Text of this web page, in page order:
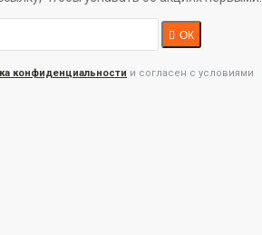
ОК
конфиденциальности и согласен с условиями